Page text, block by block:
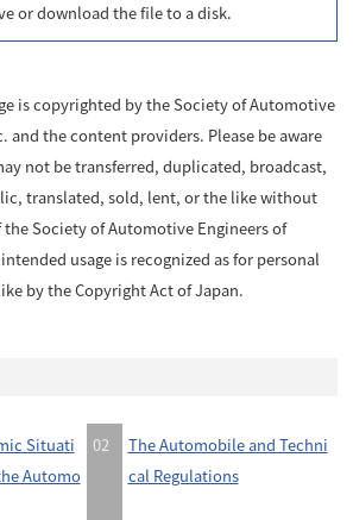
or download the file to a disk.
is copyrighted by the Society of Automotive
and the content providers. Please be aware
not be transferred, duplicated, broadcast,
translated, sold, lent, or the like without
Society of Automotive Engineers of
usage is recognized as for personal
by the Copyright Act of Japan.
Situati
Automo
02
The Automobile and Techni
cal Regulations